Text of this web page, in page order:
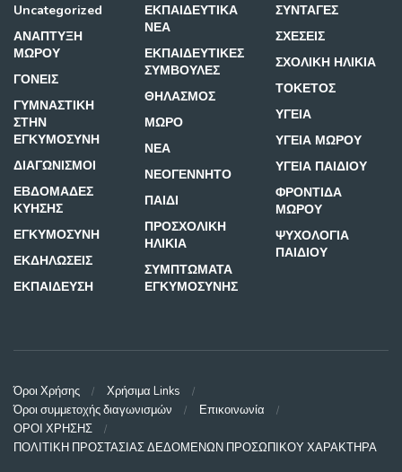
Uncategorized
ΑΝΑΠΤΥΞΗ
ΜΩΡΟΥ
ΓΟΝΕΙΣ
ΓΥΜΝΑΣΤΙΚΗ
ΣΤΗΝ
ΕΓΚΥΜΟΣΥΝΗ
ΔΙΑΓΩΝΙΣΜΟΙ
ΕΒΔΟΜΑΔΕΣ
ΚΥΗΣΗΣ
ΕΓΚΥΜΟΣΥΝΗ
ΕΚΔΗΛΩΣΕΙΣ
ΕΚΠΑΙΔΕΥΣΗ
ΕΚΠΑΙΔΕΥΤΙΚΑ
ΝΕΑ
ΕΚΠΑΙΔΕΥΤΙΚΕΣ
ΣΥΜΒΟΥΛΕΣ
ΘΗΛΑΣΜΟΣ
ΜΩΡΟ
ΝΕΑ
ΝΕΟΓΕΝΝΗΤΟ
ΠΑΙΔΙ
ΠΡΟΣΧΟΛΙΚΗ
ΗΛΙΚΙΑ
ΣΥΜΠΤΩΜΑΤΑ
ΕΓΚΥΜΟΣΥΝΗΣ
ΣΥΝΤΑΓΕΣ
ΣΧΕΣΕΙΣ
ΣΧΟΛΙΚΗ ΗΛΙΚΙΑ
ΤΟΚΕΤΟΣ
ΥΓΕΙΑ
ΥΓΕΙΑ ΜΩΡΟΥ
ΥΓΕΙΑ ΠΑΙΔΙΟΥ
ΦΡΟΝΤΙΔΑ
ΜΩΡΟΥ
ΨΥΧΟΛΟΓΙΑ
ΠΑΙΔΙΟΥ
Όροι Χρήσης
Χρήσιμα Links
Όροι συμμετοχής διαγωνισμών
Επικοινωνία
ΟΡΟΙ ΧΡΗΣΗΣ
ΠΟΛΙΤΙΚΗ ΠΡΟΣΤΑΣΙΑΣ ΔΕΔΟΜΕΝΩΝ ΠΡΟΣΩΠΙΚΟΥ ΧΑΡΑΚΤΗΡΑ